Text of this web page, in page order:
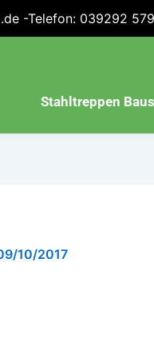
-Telefon: 039292
Stahltreppen
10/2017